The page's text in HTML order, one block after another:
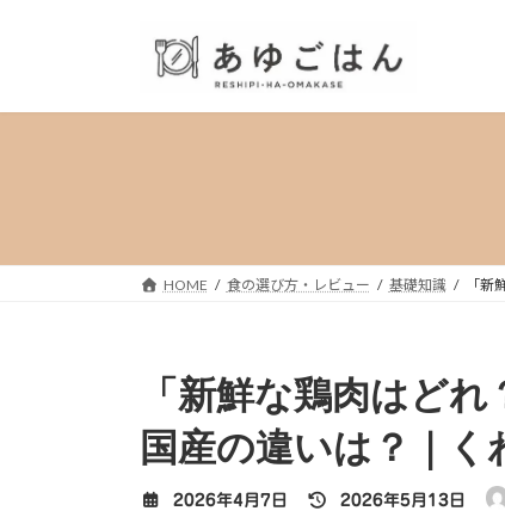
プ
動
HOME 食の選び方・レビュー 基礎知識 「
「新鮮な鶏肉はど
国産の違いは？｜く
2026年4月7日
最
2026年5月13日